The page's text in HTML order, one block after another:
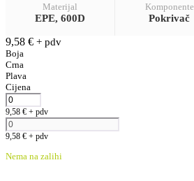
Materijal
EPE, 600D
Komponente
Pokrivač
9,58 € + pdv
Boja
Crna
Plava
Cijena
9,58 € + pdv
9,58 € + pdv
Nema na zalihi